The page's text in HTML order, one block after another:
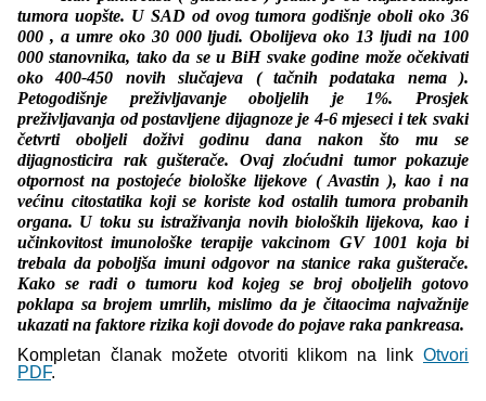
tumora uopšte. U SAD od ovog tumora godišnje oboli oko 36
000 , a umre oko 30 000 ljudi. Obolijeva oko 13 ljudi na 100
000 stanovnika, tako da se u BiH svake godine može očekivati
oko 400-450 novih slučajeva ( tačnih podataka nema ).
Petogodišnje preživljavanje oboljelih je 1%. Prosjek
preživljavanja od postavljene dijagnoze je 4-6 mjeseci i tek svaki
četvrti oboljeli doživi godinu dana nakon što mu se
dijagnosticira rak gušterače. Ovaj zloćudni tumor pokazuje
otpornost na postojeće biološke lijekove ( Avastin ), kao i na
većinu citostatika koji se koriste kod ostalih tumora probanih
organa. U toku su istraživanja novih bioloških lijekova, kao i
učinkovitost imunološke terapije vakcinom GV 1001 koja bi
trebala da poboljša imuni odgovor na stanice raka gušterače.
Kako se radi o tumoru kod kojeg se broj oboljelih gotovo
poklapa sa brojem umrlih, mislimo da je čitaocima najvažnije
ukazati na faktore rizika koji dovode do pojave raka pankreasa.
Kompletan članak možete otvoriti klikom na link Otvori
PDF.